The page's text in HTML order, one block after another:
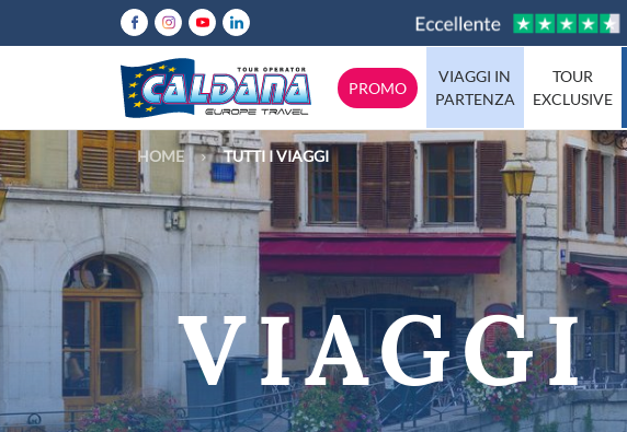
PROMO
VIAGGI IN
PARTENZA
TOUR
EXCLUSIVE
Italia
Europa
Mondo
Tutte le destinazioni
Abruzzo
Calabria
Emilia-Romagna
Lazio
Lombardia
Molise
Puglia
Sicilia
Trentino
HOME TUTTI I VIAGGI
VIAGGI